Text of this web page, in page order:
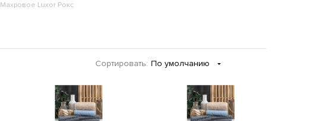
Махровое Luxor Рокс
Сортировать: По умолчанию